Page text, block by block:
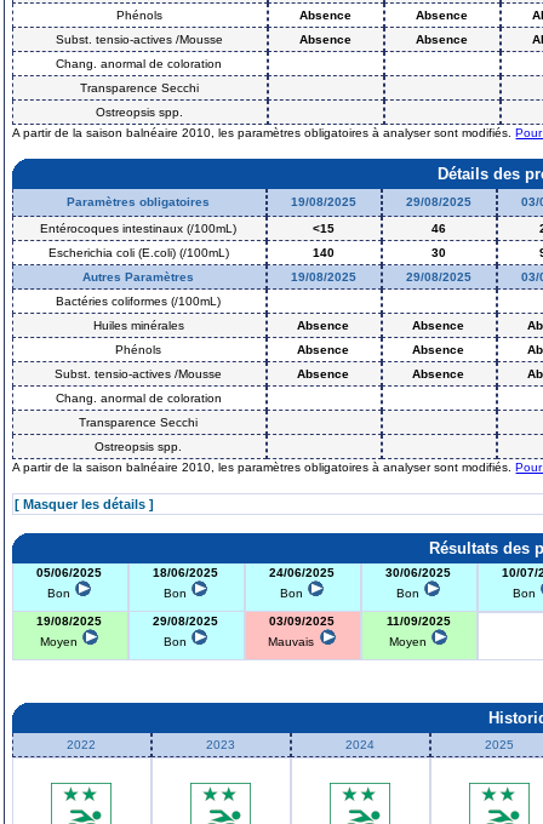
Phénols
Absence Absence
Subst. tensio-actives /Mousse
Absence Absence
Chang. anormal de coloration
Transparence Secchi
Ostreopsis spp.
A partir de la saison balnéaire 2010, les paramètres obligatoires à analyser sont modifiés.
Détails des
Paramètres obligatoires 19/08/2025 29/08/2025
03/
Entérocoques intestinaux (/100mL)
<15 46
Escherichia coli (E.coli) (/100mL)
140 30
Autres Paramètres
19/08/2025 29/08/2025
03/
Bactéries coliformes (/100mL)
Huiles minérales
Absence Absence
Phénols
Absence Absence
Subst. tensio-actives /Mousse
Absence Absence
Chang. anormal de coloration
Transparence Secchi
Ostreopsis spp.
A partir de la saison balnéaire 2010, les paramètres obligatoires à analyser sont modifiés.
[ Masquer les détails ]
Résultats des
05/06/2025
Bon
18/06/2025
Bon
24/06/2025
Bon
30/06/2025
Bon
10/07/
Bon
19/08/2025
Moyen
29/08/2025
Bon
03/09/2025
Mauvais
11/09/2025
Moyen
2022 2023 2024 2025